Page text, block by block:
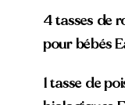
4 tasses de
pour bébés
1 tasse de